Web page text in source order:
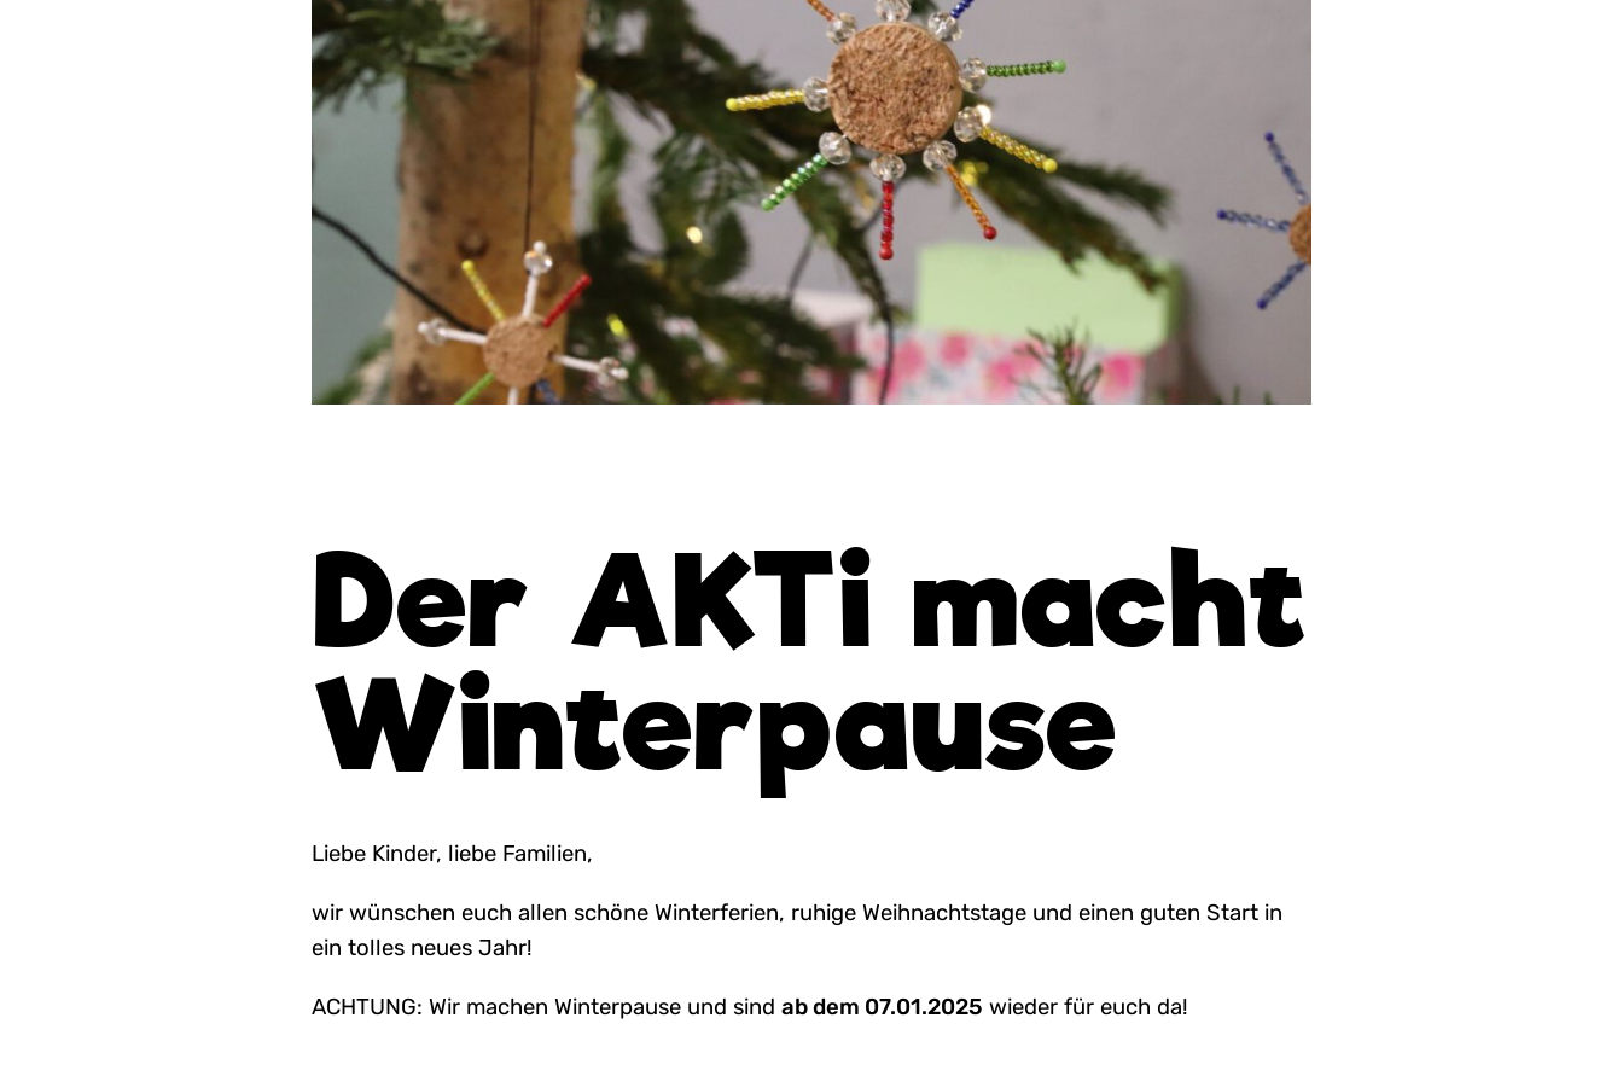
Der AKTi macht
Winterpause
Liebe Kinder, liebe Familien,
wir wünschen euch allen schöne Winterferien, ruhige Weihnachtstage und einen guten Start in
ein tolles neues Jahr!
ACHTUNG: Wir machen Winterpause und sind ab dem 07.01.2025 wieder für euch da!